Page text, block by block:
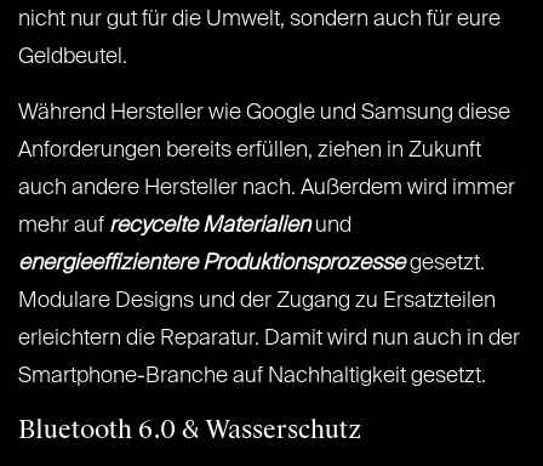
nicht nur gut für die Umwelt, sondern auch für eure
Geldbeutel.
Während Hersteller wie Google und Samsung diese
Anforderungen bereits erfüllen, ziehen in Zukunft
auch andere Hersteller nach. Außerdem wird immer
mehr auf recycelte Materialienund
energieeffizientere Produktionsprozessegesetzt.
Modulare Designs und der Zugang zu Ersatzteilen
erleichtern die Reparatur. Damit wird nun auch in der
Smartphone-Branche auf Nachhaltigkeit gesetzt.
Bluetooth 6.0 & Wasserschutz